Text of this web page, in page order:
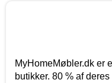
MyHomeMøbler.dk er
butikker. 80 % af